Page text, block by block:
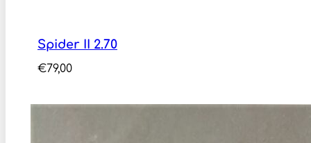
Spider II 2.70
€79,00